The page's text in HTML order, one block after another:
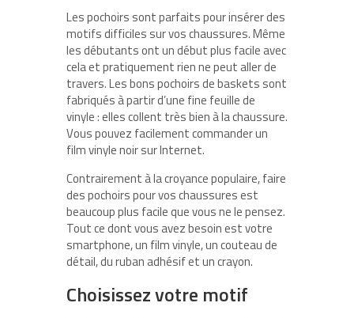
Les pochoirs sont parfaits pour insérer des
motifs difficiles sur vos chaussures. Même
les débutants ont un début plus facile avec
cela et pratiquement rien ne peut aller de
travers. Les bons pochoirs de baskets sont
fabriqués à partir d’une fine feuille de
vinyle : elles collent très bien à la chaussure.
Vous pouvez facilement commander un
film vinyle noir sur Internet.
Contrairement à la croyance populaire, faire
des pochoirs pour vos chaussures est
beaucoup plus facile que vous ne le pensez.
Tout ce dont vous avez besoin est votre
smartphone, un film vinyle, un couteau de
détail, du ruban adhésif et un crayon.
Choisissez votre motif